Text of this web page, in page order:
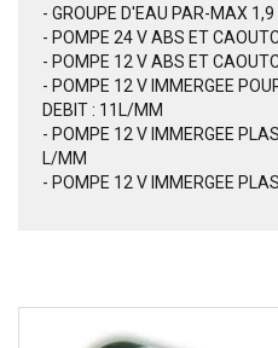
- GROUPE D'EAU PAR-MAX
- POMPE 24 V ABS ET
- POMPE 12 V ABS ET
- POMPE 12 V IMMERGEE
DEBIT : 11L/MM
- POMPE 12 V IMMERGEE
L/MM
- POMPE 12 V IMMERGEE